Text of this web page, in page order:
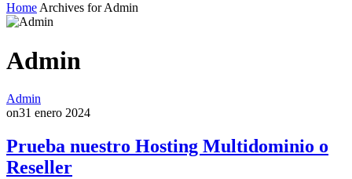
HomeArchives for Admin
Admin
Admin
on31 enero 2024
Prueba nuestro Hosting Multidominio o
Reseller